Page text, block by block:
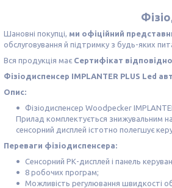
Шановні покупці, ми офіційний
обслуговування й підтримку з будь-яких
Вся продукція має Сертифікат
Фізіодиспенсер IMPLANTER PLUS Led
Опис:
Фізіодиспенсер Woodpecker
Прилад комплектується знижувальним
сенсорний дисплей істотно полегшує
Переваги фізіодиспенсера:
Сенсорний РК-дисплей і панель
8 робочих програм;
Можливість регулювання швидкості